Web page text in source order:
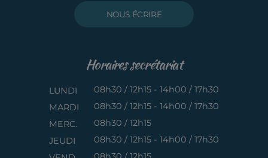
NOUS ÉCRIRE
Horaires secrétariat
LUNDI
08h30 / 12h15 - 14h00 / 17h30
MARDI
08h30 / 12h15 - 14h00 / 17h30
MERC.
08h30 / 12h15
JEUDI
08h30 / 12h15 - 14h00 / 17h30